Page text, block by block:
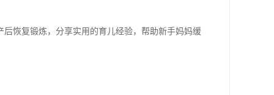
恢复锻炼，分享实用的育儿经验，帮助新手妈妈缓